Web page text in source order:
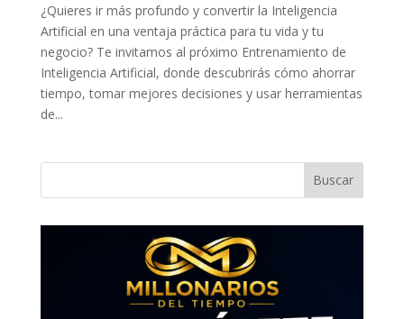
¿Quieres ir más profundo y convertir la Inteligencia
Artificial en una ventaja práctica para tu vida y tu
negocio? Te invitamos al próximo Entrenamiento de
Inteligencia Artificial, donde descubrirás cómo ahorrar
tiempo, tomar mejores decisiones y usar herramientas
de...
Buscar